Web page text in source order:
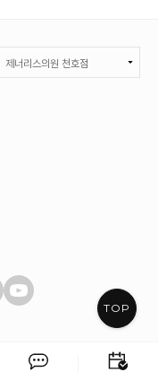
TOP
제너리스의원 천호점
제너리스의원 일산